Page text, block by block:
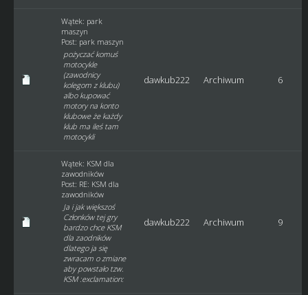
Wątek: park
maszyn
Post: park maszyn
pożyczać komuś
motocykle
(zawodnicy
kolegom z klubu)
albo kupować
motory na konto
klubowe że każdy
klub ma ileś tam
motocykli
dawkub222 Archiwum 6
Wątek: KSM dla
zawodników
Post: RE: KSM dla
zawodników
Ja i jak większoś
Członków tej gry
bardzo chce KSM
dla zaodników
dlatego ja się
zwracam o zmiane
aby powstało tzw.
KSM :exclamation:
dawkub222 Archiwum 9